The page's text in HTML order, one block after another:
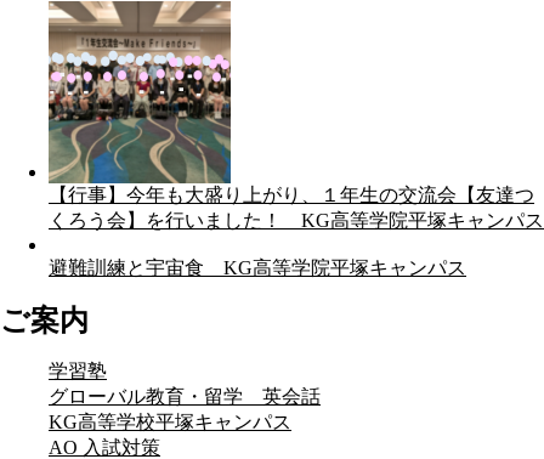
【行事】今年も大盛り上がり、１年生の交流会【友達つ
くろう会】を行いました！ KG高等学院平塚キャンパス
避難訓練と宇宙食 KG高等学院平塚キャンパス
ご案内
学習塾
グローバル教育・留学 英会話
KG高等学校平塚キャンパス
AO 入試対策